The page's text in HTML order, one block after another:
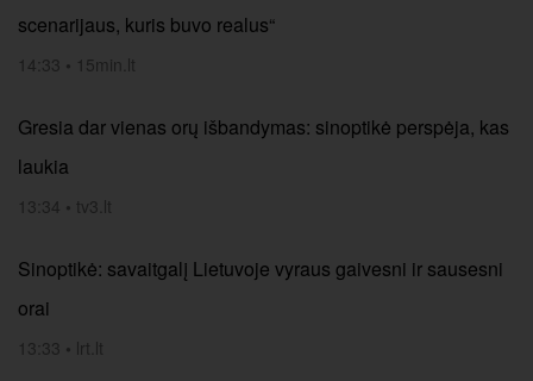
scenarijaus, kuris buvo realus“
14:33 • 15min.lt
Gresia dar vienas orų išbandymas: sinoptikė perspėja, kas
laukia
13:34 • tv3.lt
Sinoptikė: savaitgalį Lietuvoje vyraus gaivesni ir sausesni
orai
13:33 • lrt.lt